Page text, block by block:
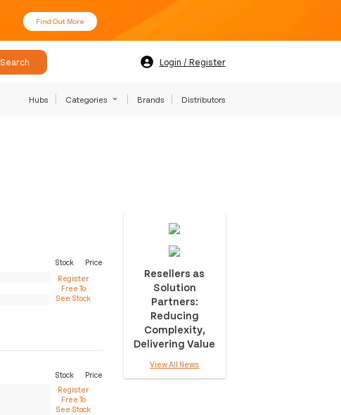
Find Out More
Search Login / Register
Hubs Categories Brands Distributors
Stock
Price
Register
Free To
See Stock
Stock Price
Register
Free To
See Stock
Resellers as
Solution
Partners:
Reducing
Complexity,
Delivering Value
View All News